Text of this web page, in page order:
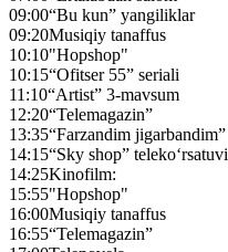
09:00“Bu kun” yangiliklar
09:20Musiqiy tanaffus
10:10"Hopshop"
10:15“Ofitser 55” seriali
11:10“Artist” 3-mavsum
12:20“Telemagazin”
13:35“Farzandim jigarbandim”
14:15“Sky shop” teleko‘rsatuvi
14:25Kinofilm:
15:55"Hopshop"
16:00Musiqiy tanaffus
16:55“Telemagazin”